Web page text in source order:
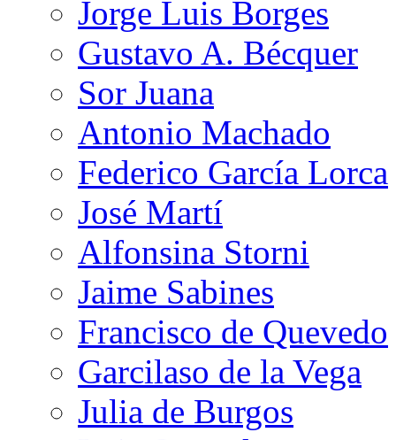
Jorge Luis Borges
Gustavo A. Bécquer
Sor Juana
Antonio Machado
Federico García Lorca
José Martí
Alfonsina Storni
Jaime Sabines
Francisco de Quevedo
Garcilaso de la Vega
Julia de Burgos